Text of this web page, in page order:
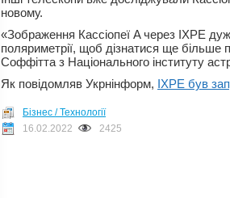
новому.
«Зображення Кассіопеї A через IXPE
поляриметрії, щоб дізнатися ще
Соффітта з Національного інституту
Як повідомляв Укрнінформ, IXPE був
Бізнес / Технології
16.02.2022
2425